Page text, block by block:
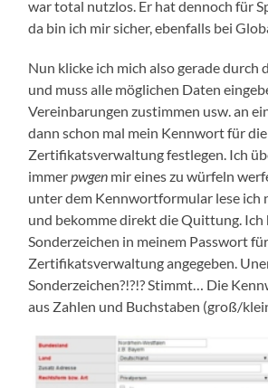
war total nutzlos. Er hat dennoch für
da bin ich mir sicher, ebenfalls bei
Nun klicke ich mich also gerade durch
und muss alle möglichen Daten
Vereinbarungen zustimmen usw. an
dann schon mal mein Kennwort für die
Zertifikatsverwaltung festlegen. Ich
immerpwgen mir eines zu würfeln
unter dem Kennwortformular lese ich
und bekomme direkt die Quittung.
Sonderzeichen in meinem Passwort
Zertifikatsverwaltung angegeben.
Sonderzeichen?!?!? Stimmt… Die
aus Zahlen und Buchstaben (groß/